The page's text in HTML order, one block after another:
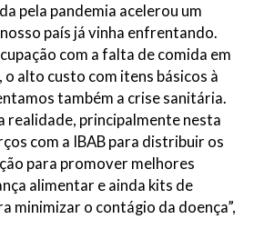
pela pandemia acelerou um
país já vinha enfrentando.
com a falta de comida em
o alto custo com itens básicos à
também a crise sanitária.
realidade, principalmente nesta
com a IBAB para distribuir os
para promover melhores
alimentar e ainda kits de
minimizar o contágio da doença”,